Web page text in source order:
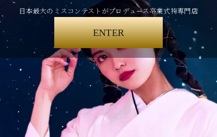
日本最大のミスコンテストがプロデュース卒業式袴専門店
ENTER